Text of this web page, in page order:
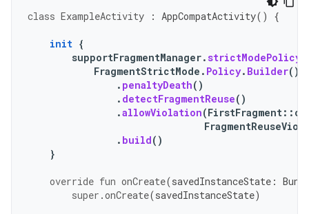
class ExampleActivity : AppCompatActivity() {
init {
supportFragmentManager.strictModePolicy
FragmentStrictMode . Policy. Builder()
. penaltyDeath()
. detectFragmentReuse()
.allowViolation(FirstFragment::
. build()
}
override fun onCreate(savedInstanceState :
super .onCreate(savedInstanceState)